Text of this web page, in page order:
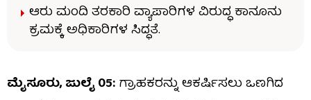
ಆರು ಮಂದಿ ತರಕಾರಿ ವ್ಯಾಪಾರಿಗಳ ವಿರುದ್ಧ ಕಾನೂನು
ಕ್ರಮಕ್ಕೆ ಅಧಿಕಾರಿಗಳ ಸಿದ್ಧತೆ.
ಮೈಸೂರು, ಜುಲೈ 05:ಗ್ರಾಹಕರನ್ನು ಆಕರ್ಷಿಸಲು ಒಣಗಿದ